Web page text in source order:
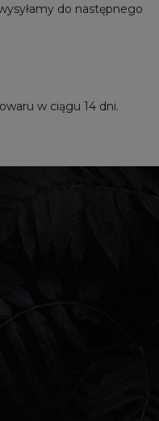
do następnego
w ciągu 14 dni.